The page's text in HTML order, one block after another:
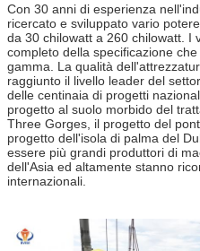
Con 30 anni di esperienza
ricercato e sviluppato vario
da 30 chilowatt a 260 chilowatt. I
completo della specificazione
gamma. La qualità
raggiunto il livello leader del
delle centinaia di progetti
progetto al suolo morbido del
Three Gorges, il progetto del
progetto dell'isola di palma del
essere più grandi produttori di
dell'Asia ed altamente stanno
internazionali.